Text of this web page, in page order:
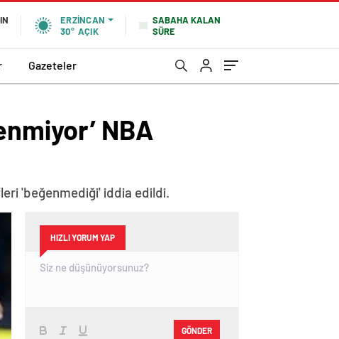
ERZINCAN
30° AÇIK
SABAHA KALAN
SÜRE
Gazeteler
NBA
'beğenmediği' iddia edildi.
HIZLI YORUM YAP
GÖNDER